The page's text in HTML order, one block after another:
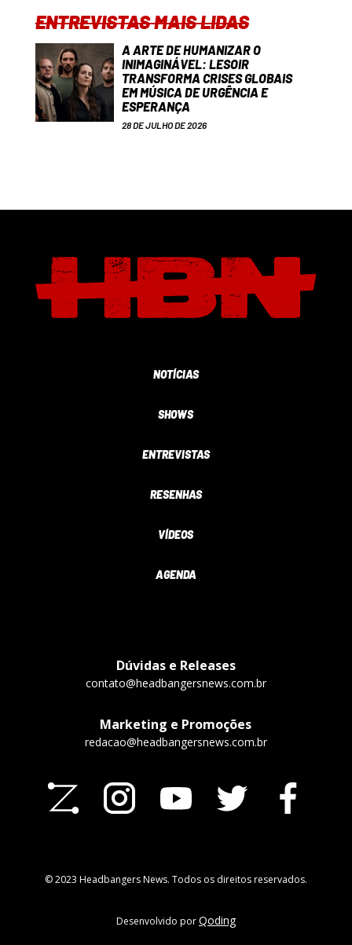
ENTREVISTAS MAIS LIDAS
A ARTE DE HUMANIZAR O
INIMAGINÁVEL: LESOIR
TRANSFORMA CRISES GLOBAIS
EM MÚSICA DE URGÊNCIA E
ESPERANÇA
28 DE JULHO DE 2026
NOTÍCIAS
SHOWS
ENTREVISTAS
RESENHAS
VÍDEOS
AGENDA
Dúvidas e Releases
contato@headbangersnews.com.br
Marketing e Promoções
redacao@headbangersnews.com.br
© 2023 Headbangers News. Todos os direitos reservados.
Desenvolvido porQoding